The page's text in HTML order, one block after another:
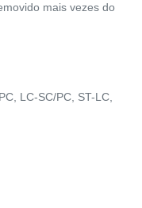
mais vezes do
LC-SC/PC, ST-LC,